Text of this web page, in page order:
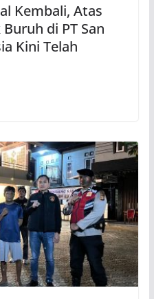
Kembali, Atas
di PT San
Kini Telah